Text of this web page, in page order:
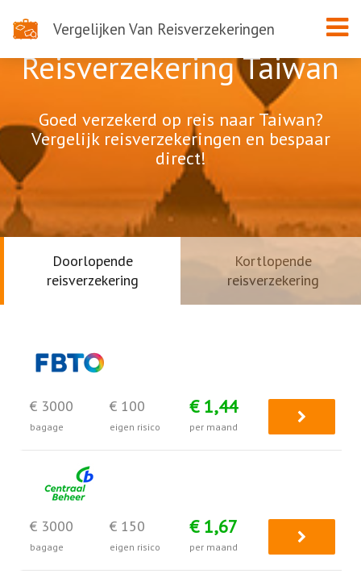
Vergelijken Van Reisverzekeringen
Reisverzekering Taiwan
Goed verzekerd op reis naar Taiwan?
Vergelijk reisverzekeringen en bespaar
direct!
Doorlopende
reisverzekering
Kortlopende
reisverzekering
€ 3000
bagage
€ 100
eigen risico
€ 1,44
per maand
€ 3000
bagage
€ 150
eigen risico
€ 1,67
per maand